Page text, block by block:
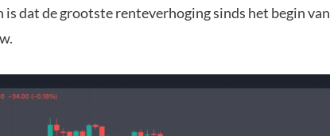
dat de grootste renteverhoging sinds het begin van